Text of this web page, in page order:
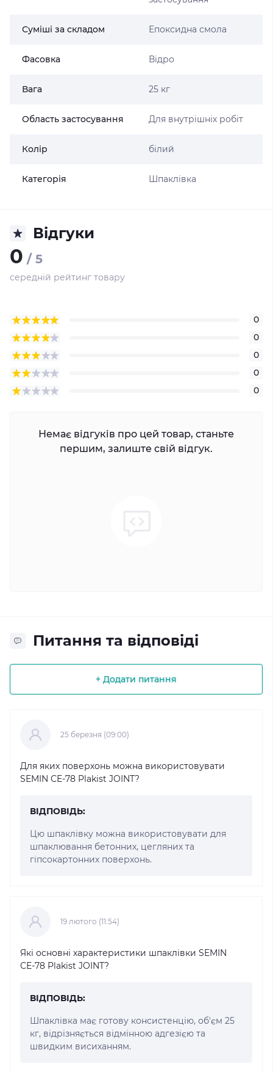
Суміші за складом Епоксидна смола
Фасовка Відро
Вага 25 кг
Область застосування Для внутрішніх робіт
Колір білий
Категорія Шпаклівка
Відгуки
0 / 5
середній рейтинг товару
0
0
0
0
0
Немає відгуків про цей товар, станьте
першим, залиште свій відгук.
Питання та відповіді
+ Додати питання
25 березня (09:00)
Для яких поверхонь можна використовувати
SEMIN СЕ-78 Plakist JOINT?
ВІДПОВІДЬ:
Цю шпаклівку можна використовувати для
шпаклювання бетонних, цегляних та
гіпсокартонних поверхонь.
19 лютого (11:54)
Які основні характеристики шпаклівки SEMIN
СЕ-78 Plakist JOINT?
ВІДПОВІДЬ:
Шпаклівка має готову консистенцію, об'єм 25
кг, відрізняється відмінною адгезією та
швидким висиханням.